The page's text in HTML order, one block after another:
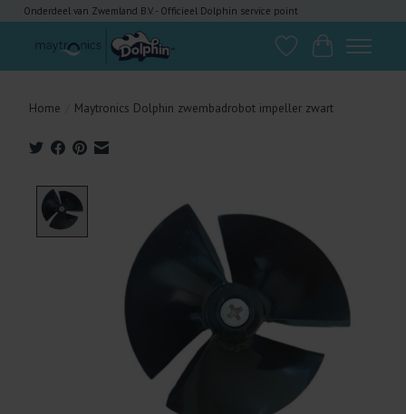
Onderdeel van Zwemland B.V. - Officieel Dolphin service point
VerlanglijstWinkelwagen
Home Maytronics Dolphin zwembadrobot impeller zwart